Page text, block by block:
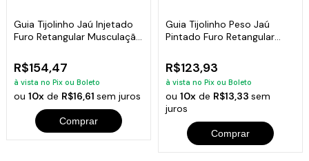
Guia Tijolinho Jaú Injetado
Furo Retangular Musculação
R$154,47
à vista no Pix ou Boleto
ou10x de R$16,61sem juros
Comprar
Guia Tijolinho Peso Jaú
Pintado Furo Retangular
R$123,93
à vista no Pix ou Boleto
ou 10xde R$13,33 sem
juros
Comprar